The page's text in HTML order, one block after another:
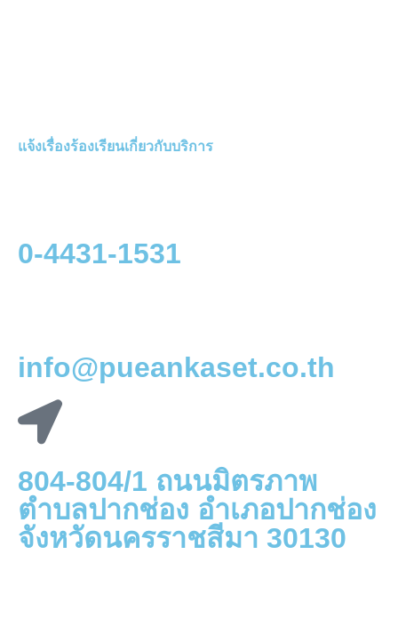
แจ้งเรื่องร้องเรียนเกี่ยวกับบริการ
0-4431-1531
info@pueankaset.co.th
804-804/1 ถนนมิตรภาพ
ตำบลปากช่อง อำเภอปากช่อง
จังหวัดนครราชสีมา 30130